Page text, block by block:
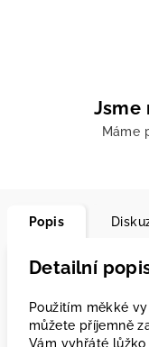
Jsme
Máme
Popis
Detailní
Použitím měkké
můžete příjemně
Vám vyhřáté